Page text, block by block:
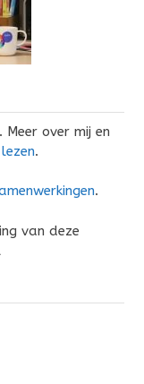
over mij en
.
.
van deze